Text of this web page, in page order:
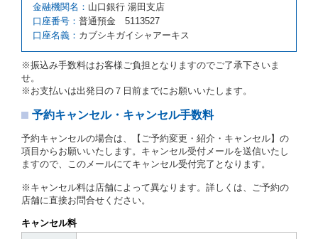
第５項の予約の取消しとして取り扱い、当社は受領済
の予約申込金を返還するものとします。
第６条（免責）
当社及び借受人は、予約が取り消され、又は貸渡契約
が締結されなかったことについて、第４条及び第５条
に定める場合を除き、相互に何らの請求をしないもの
とします。
第３章／貸 渡 し
第７条（貸渡契約の締結）
借受人は第２条第１項に定める借受条件を明示し、当
貸渡契約を締結するものとします。ただし、貸し渡す
ことができるレンタカーがない場合又は借受人若しく
は運転者が第８条第１項若しくは第２項各号のいずれ
かに該当する場合を除きます。
金融機関名： 山口銀行 湯田支店
口座番号： 普通預金 5113527
口座名義： カブシキガイシャアーキス
※振込み手数料はお客様ご負担となりますのでご了承下さいま
せ。
※お支払いは出発日の７日前までにお願いいたします。
予約キャンセル・キャンセル手数料
予約キャンセルの場合は、【ご予約変更・紹介・キャンセル】の
項目からお願いいたします。キャンセル受付メールを送信いたし
ますので、このメールにてキャンセル受付完了となります。
※キャンセル料は店舗によって異なります。詳しくは、ご予約の
店舗に直接お問合せください。
キャンセル料